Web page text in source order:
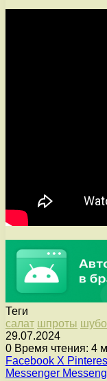
Теги
салат шпроты
29.07.2024
0 Время чтения: 4
Facebook X
Messenger